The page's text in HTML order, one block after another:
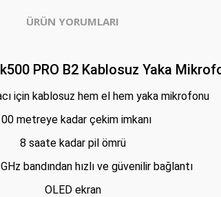
ÜRÜN YORUMLARI
PRO B2 Kablosuz Yaka
için kablosuz hem el hem yaka mikrofonu
metreye kadar çekim imkanı
8 saate kadar pil ömrü
bandından hızlı ve güvenilir bağlantı
OLED ekran